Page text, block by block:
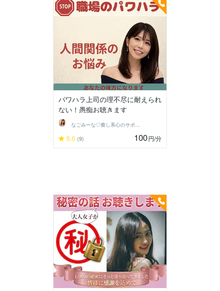
パワハラ上司の理不尽に耐えられ
ない！愚痴お聴きます
5.0 (9) 100円/分